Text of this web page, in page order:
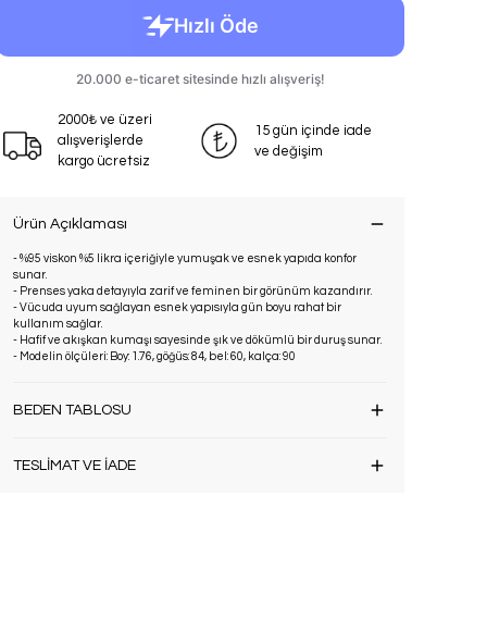
2000₺ ve üzeri
alışverişlerde
kargo ücretsiz
15 gün içinde iade
ve değişim
Ürün Açıklaması
- %95 viskon %5 likra içeriğiyle yumuşak ve esnek yapıda konfor
sunar.
- Prenses yaka detayıyla zarif ve feminen bir görünüm kazandırır.
- Vücuda uyum sağlayan esnek yapısıyla gün boyu rahat bir
kullanım sağlar.
- Hafif ve akışkan kumaşı sayesinde şık ve dökümlü bir duruş sunar.
- Modelin ölçüleri: Boy: 1.76, göğüs: 84, bel: 60, kalça: 90
BEDEN TABLOSU
TESLİMAT VE İADE